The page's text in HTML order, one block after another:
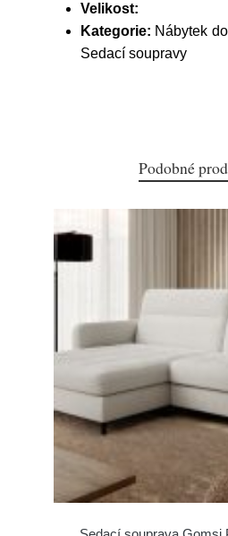
Velikost:
Kategorie: Nábytek
Sedací soupravy
Podobné